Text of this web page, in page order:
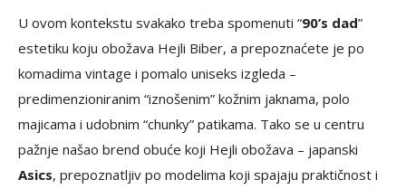
U ovom kontekstu svakako treba spomenuti “90’s dad”
estetiku koju obožava Hejli Biber, a prepoznaćete je po
komadima vintage i pomalo uniseks izgleda –
predimenzioniranim “iznošenim” kožnim jaknama, polo
majicama i udobnim “chunky” patikama. Tako se u centru
pažnje našao brend obuće koji Hejli obožava – japanski
Asics, prepoznatljiv po modelima koji spajaju praktičnost i